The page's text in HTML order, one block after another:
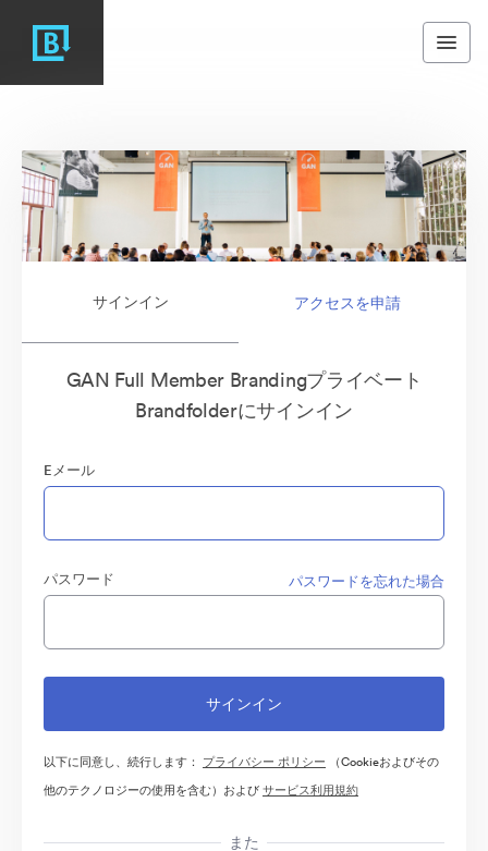
サインイン アクセスを申請
GAN Full Member Brandingプライベート
Brandfolderにサインイン
Eメール
パスワード パスワードを忘れた場合
以下に同意し、続行します： プライバシー ポリシー （Cookieおよびその
他のテクノロジーの使用を含む）およびサービス利用規約
また